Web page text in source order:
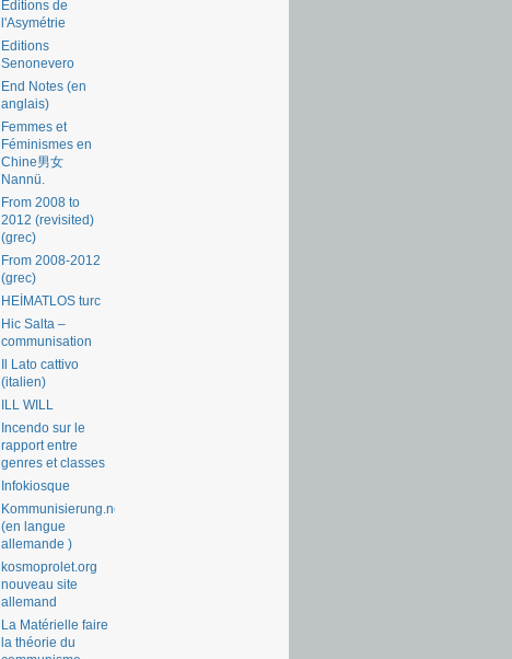
Editions de
l'Asymétrie
Editions
Senonevero
End Notes (en
anglais)
Femmes et
Féminismes en
Chine男女
Nannü.
From 2008 to
2012 (revisited)
(grec)
From 2008-2012
(grec)
HEİMATLOS turc
Hic Salta –
communisation
Il Lato cattivo
(italien)
ILL WILL
Incendo sur le
rapport entre
genres et classes
Infokiosque
Kommunisierung.net
(en langue
allemande )
kosmoprolet.org
nouveau site
allemand
La Matérielle faire
la théorie du